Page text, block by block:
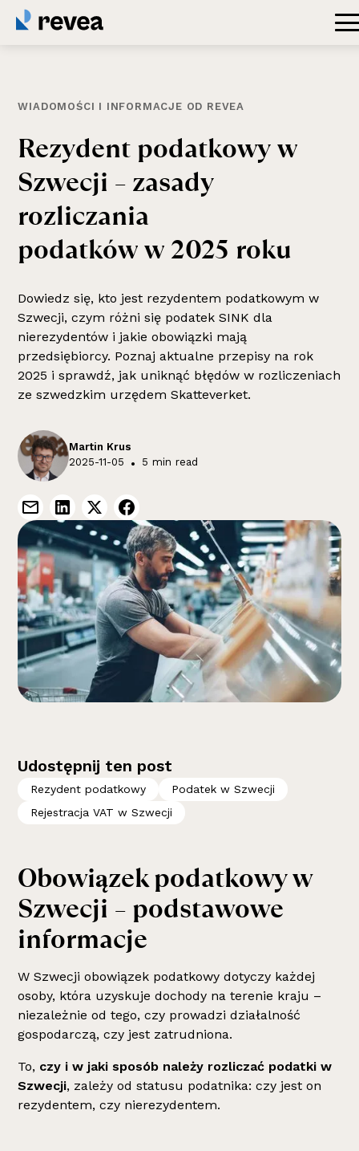
WIADOMOŚCI I INFORMACJE OD REVEA
Rezydent podatkowy w
Szwecji – zasady
rozliczania
podatków w 2025 roku
Dowiedz się, kto jest rezydentem podatkowym w
Szwecji, czym różni się podatek SINK dla
nierezydentów i jakie obowiązki mają
przedsiębiorcy. Poznaj aktualne przepisy na rok
2025 i sprawdź, jak uniknąć błędów w rozliczeniach
ze szwedzkim urzędem Skatteverket.
Martin Krus
2025-11-05
• 5 min read
Udostępnij ten post
Rezydent podatkowy
Podatek w Szwecji
Rejestracja VAT w Szwecji
Obowiązek podatkowy w
Szwecji – podstawowe
informacje
W Szwecji obowiązek podatkowy dotyczy każdej
osoby, która uzyskuje dochody na terenie kraju –
niezależnie od tego, czy prowadzi działalność
gospodarczą, czy jest zatrudniona.
To, czy i w jaki sposób należy rozliczać podatki w
Szwecji, zależy od statusu podatnika: czy jest on
rezydentem, czy nierezydentem.